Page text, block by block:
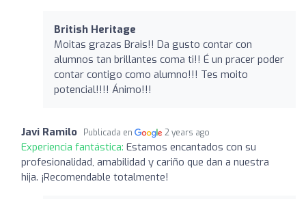
British Heritage
Moitas grazas Brais!! Da gusto contar con
alumnos tan brillantes coma ti!! É un pracer poder
contar contigo como alumno!!! Tes moito
potencial!!!! Ánimo!!!
Javi Ramilo Publicada en 2 years ago
Experiencia fantástica: Estamos encantados con su
profesionalidad, amabilidad y cariño que dan a nuestra
hija. ¡Recomendable totalmente!